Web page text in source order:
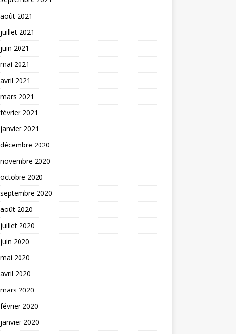
août 2021
juillet 2021
juin 2021
mai 2021
avril 2021
mars 2021
février 2021
janvier 2021
décembre 2020
novembre 2020
octobre 2020
septembre 2020
août 2020
juillet 2020
juin 2020
mai 2020
avril 2020
mars 2020
février 2020
janvier 2020